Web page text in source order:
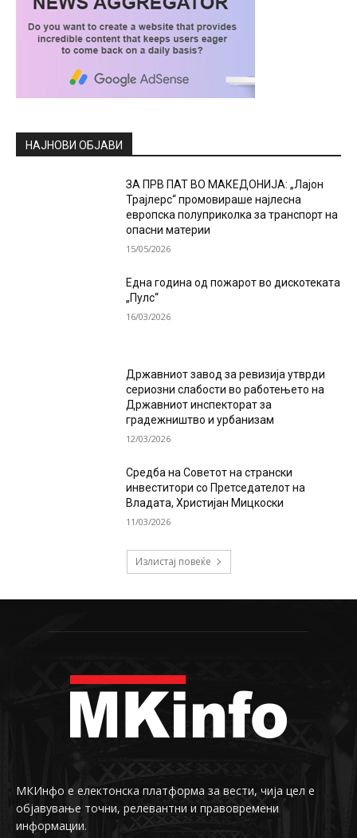
НАЈНОВИ ОБЈАВИ
ЗА ПРВ ПАТ ВО МАКЕДОНИЈА: „Лајон
Трајлерс“ промовираше најлесна
европска полуприколка за транспорт на
опасни материи
15/05/2026
Една година од пожарот во дискотеката
„Пулс“
16/03/2026
Државниот завод за ревизија утврди
сериозни слабости во работењето на
Државниот инспекторат за
градежништво и урбанизам
12/03/2026
Средба на Советот на странски
инвеститори со Претседателот на
Владата, Христијан Мицкоски
11/03/2026
Излистај повеќе
МКИнфо е електонска платформа за вести, чија цел е
објавување точни, релевантни и правовремени
информации.